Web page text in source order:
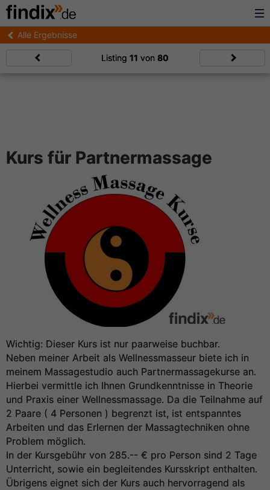
Alle Ergebnisse
Listing 11 von 80
Kurs für Partnermassage
Wichtig: Dieser Kurs ist nur paarweise buchbar.
Neben meiner Arbeit als Wellnessmasseur biete ich in
meinem Massagestudio auch Partnermassagekurse an.
Hierbei vermittle ich Ihnen Grundkenntnisse in Theorie
und Praxis einer Wellnessmassage. Da die Teilnahme auf
2 Paare ( 4 Personen ) begrenzt ist, ist entspanntes
Arbeiten und das Erlernen der Massagtechniken ohne
Problem möglich.
In der Kursgebühr von 285.-- € pro Person sind 2 Tage
Unterricht, sowie ein begleitendes Kursskript enthalten.
Übrigens eignet sich der Kurs auch hervorragend als